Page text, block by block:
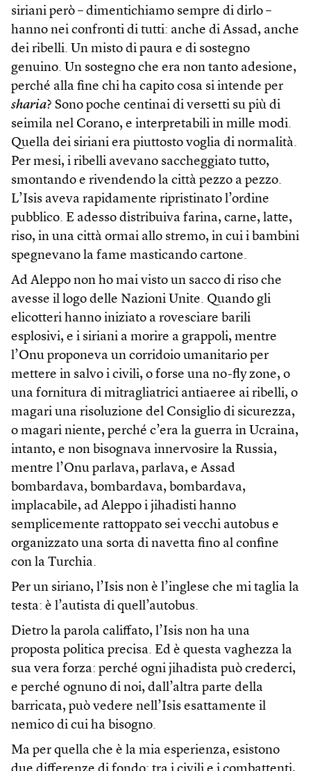
siriani però – dimentichiamo sempre di dirlo –
hanno nei confronti di tutti: anche di Assad, anche
dei ribelli. Un misto di paura e di sostegno
genuino. Un sostegno che era non tanto adesione,
perché alla fine chi ha capito cosa si intende per
sharia? Sono poche centinai di versetti su più di
seimila nel Corano, e interpretabili in mille modi.
Quella dei siriani era piuttosto voglia di normalità.
Per mesi, i ribelli avevano saccheggiato tutto,
smontando e rivendendo la città pezzo a pezzo.
L’Isis aveva rapidamente ripristinato l’ordine
pubblico. E adesso distribuiva farina, carne, latte,
riso, in una città ormai allo stremo, in cui i bambini
spegnevano la fame masticando cartone.
Ad Aleppo non ho mai visto un sacco di riso che
avesse il logo delle Nazioni Unite. Quando gli
elicotteri hanno iniziato a rovesciare barili
esplosivi, e i siriani a morire a grappoli, mentre
l’Onu proponeva un corridoio umanitario per
mettere in salvo i civili, o forse una no-fly zone, o
una fornitura di mitragliatrici antiaeree ai ribelli, o
magari una risoluzione del Consiglio di sicurezza,
o magari niente, perché c’era la guerra in Ucraina,
intanto, e non bisognava innervosire la Russia,
mentre l’Onu parlava, parlava, e Assad
bombardava, bombardava, bombardava,
implacabile, ad Aleppo i jihadisti hanno
semplicemente rattoppato sei vecchi autobus e
organizzato una sorta di navetta fino al confine
con la Turchia.
Per un siriano, l’Isis non è l’inglese che mi taglia la
testa: è l’autista di quell’autobus.
Dietro la parola califfato, l’Isis non ha una
proposta politica precisa. Ed è questa vaghezza la
sua vera forza: perché ogni jihadista può crederci,
e perché ognuno di noi, dall’altra parte della
barricata, può vedere nell’Isis esattamente il
nemico di cui ha bisogno.
Ma per quella che è la mia esperienza, esistono